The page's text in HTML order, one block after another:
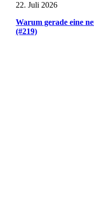
22. Juli 2026
Warum gerade eine
(#219)